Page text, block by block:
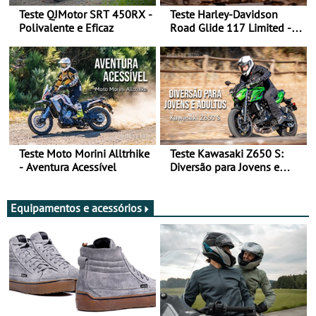
Teste QJMotor SRT 450RX -
Polivalente e Eficaz
Teste Harley-Davidson
Road Glide 117 Limited - A
Teste Moto Morini Alltrhike
- Aventura Acessível
Teste Kawasaki Z650 S:
Diversão para Jovens e
Equipamentos e acessórios